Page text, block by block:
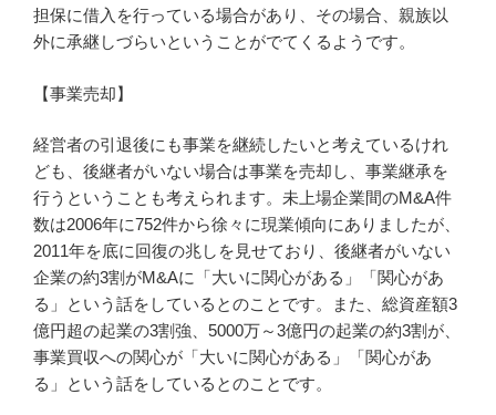
担保に借入を行っている場合があり、その場合、親族以
外に承継しづらいということがでてくるようです。
【事業売却】
経営者の引退後にも事業を継続したいと考えているけれ
ども、後継者がいない場合は事業を売却し、事業継承を
行うということも考えられます。未上場企業間のM&A件
数は2006年に752件から徐々に現業傾向にありましたが、
2011年を底に回復の兆しを見せており、後継者がいない
企業の約3割がM&Aに「大いに関心がある」「関心があ
る」という話をしているとのことです。また、総資産額3
億円超の起業の3割強、5000万～3億円の起業の約3割が、
事業買収への関心が「大いに関心がある」「関心があ
る」という話をしているとのことです。